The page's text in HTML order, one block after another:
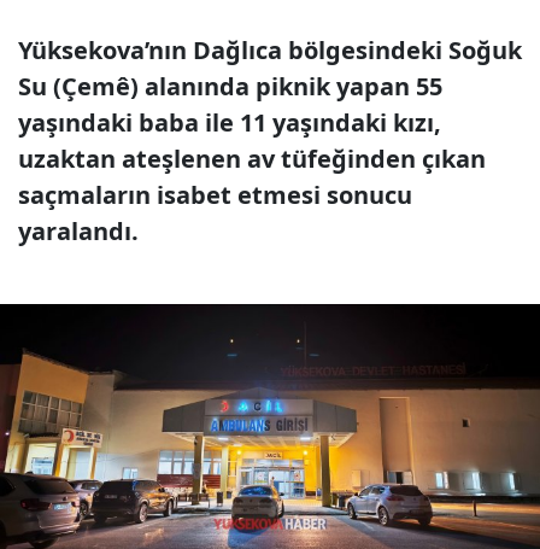
Yüksekova’nın Dağlıca bölgesindeki Soğuk
Su (Çemê) alanında piknik yapan 55
yaşındaki baba ile 11 yaşındaki kızı,
uzaktan ateşlenen av tüfeğinden çıkan
saçmaların isabet etmesi sonucu
yaralandı.